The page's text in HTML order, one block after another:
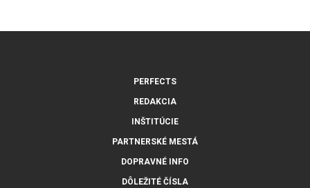
PERFECTS
REDAKCIA
INŠTITÚCIE
PARTNERSKÉ MESTÁ
DOPRAVNÉ INFO
DÔLEŽITÉ ČÍSLA